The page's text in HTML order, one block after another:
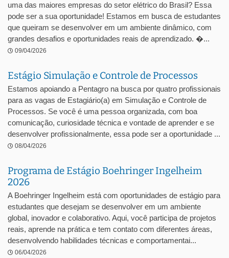
uma das maiores empresas do setor elétrico do Brasil? Essa
pode ser a sua oportunidade! Estamos em busca de estudantes
que queiram se desenvolver em um ambiente dinâmico, com
grandes desafios e oportunidades reais de aprendizado. �...
09/04/2026
Estágio Simulação e Controle de Processos
Estamos apoiando a Pentagro na busca por quatro profissionais
para as vagas de Estagiário(a) em Simulação e Controle de
Processos. Se você é uma pessoa organizada, com boa
comunicação, curiosidade técnica e vontade de aprender e se
desenvolver profissionalmente, essa pode ser a oportunidade ...
08/04/2026
Programa de Estágio Boehringer Ingelheim
2026
A Boehringer Ingelheim está com oportunidades de estágio para
estudantes que desejam se desenvolver em um ambiente
global, inovador e colaborativo. Aqui, você participa de projetos
reais, aprende na prática e tem contato com diferentes áreas,
desenvolvendo habilidades técnicas e comportamentai...
06/04/2026